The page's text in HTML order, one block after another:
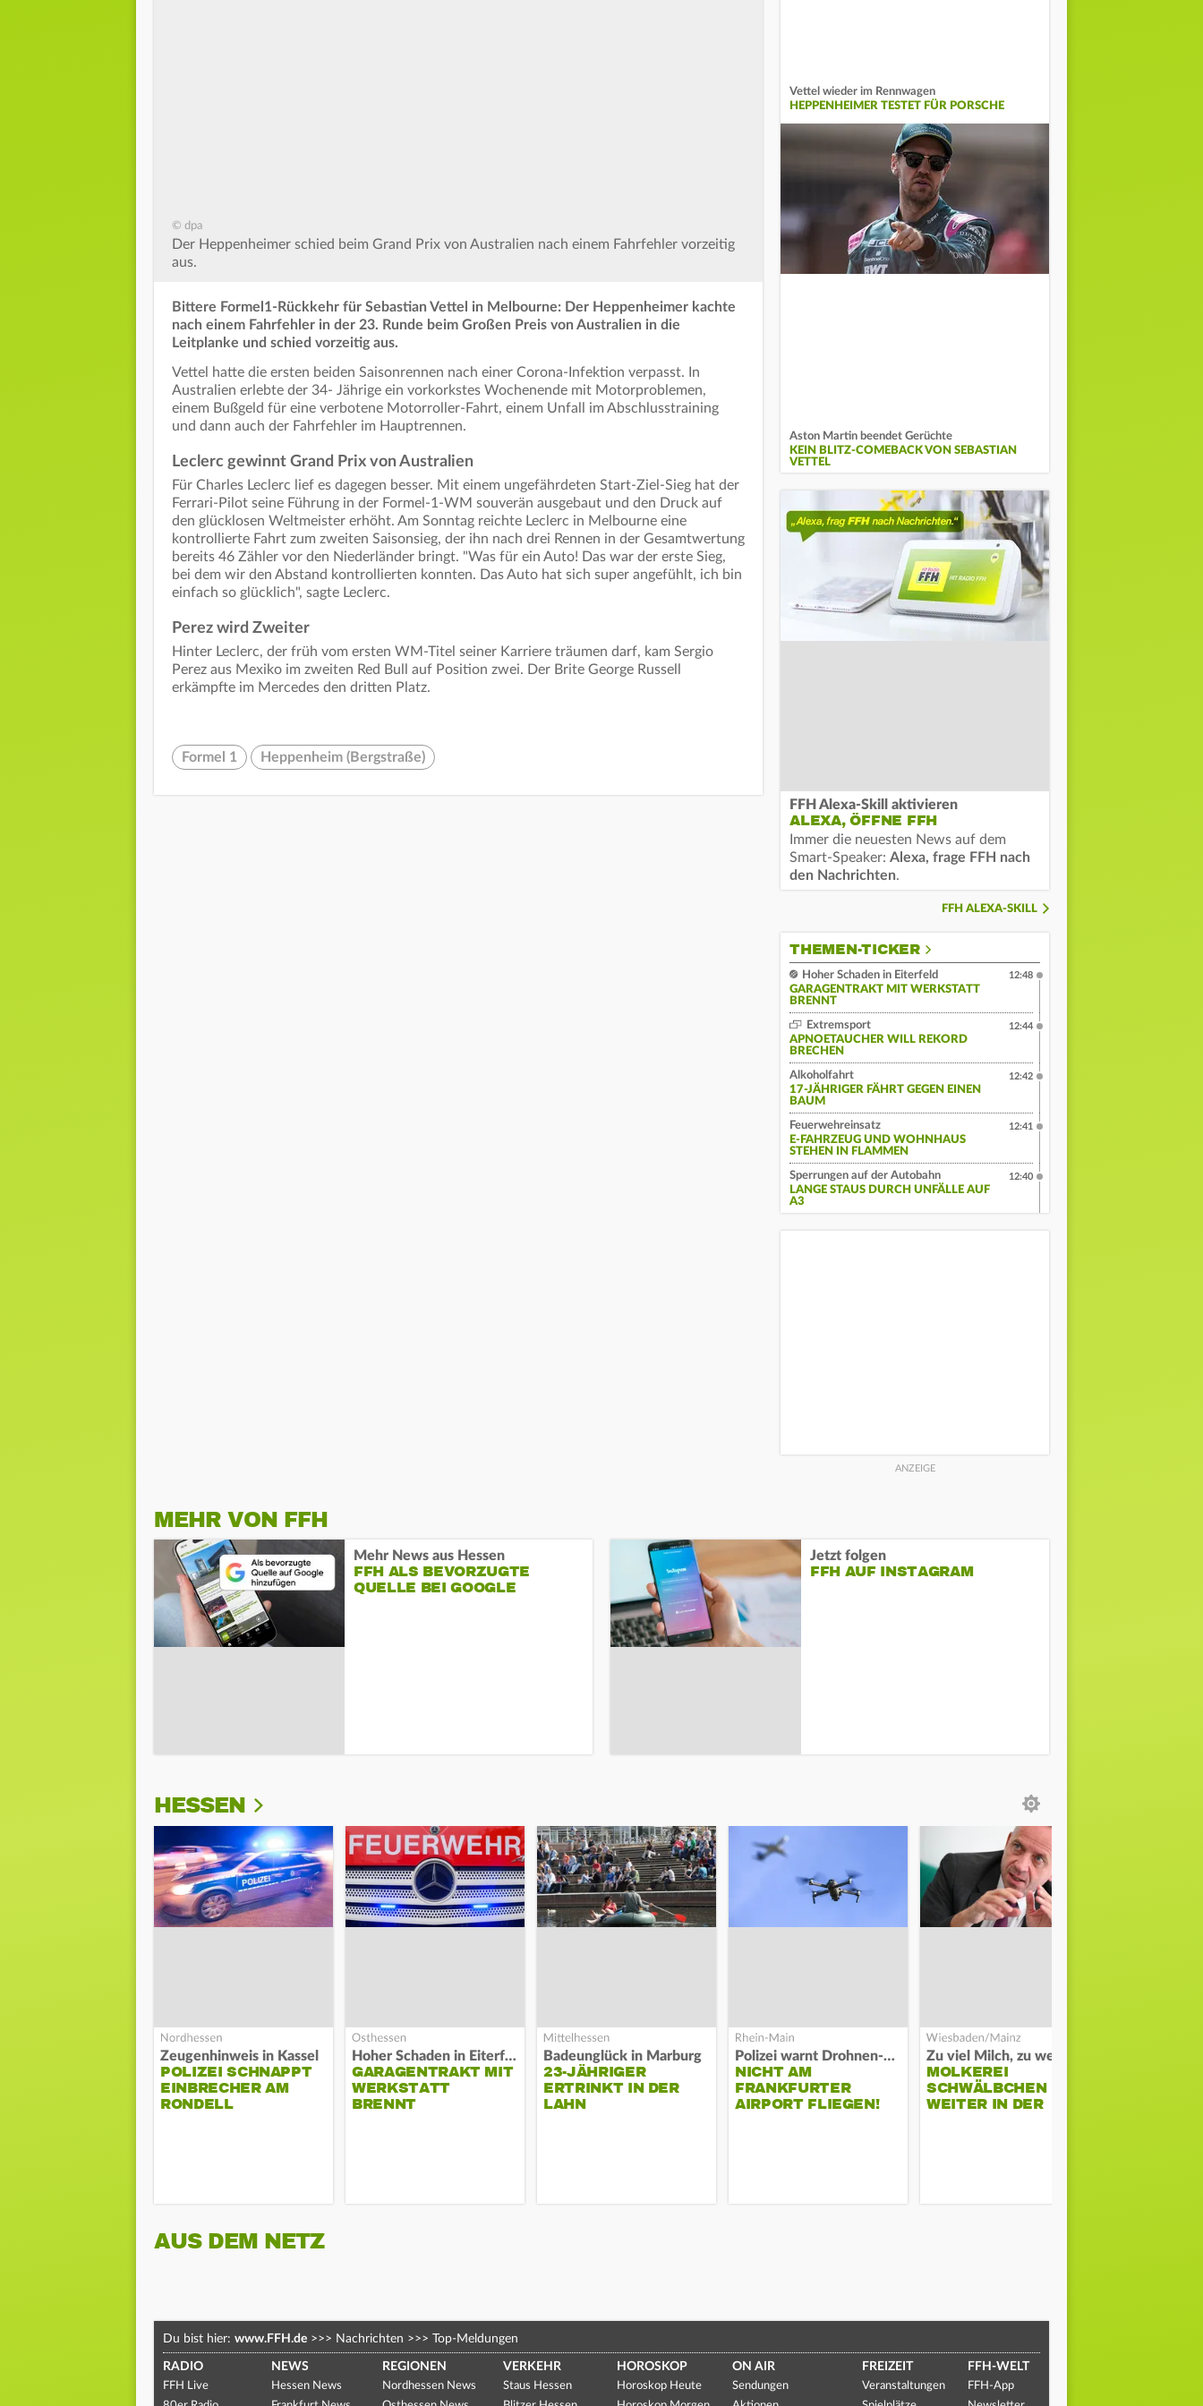
© dpa
Der Heppenheimer schied beim Grand Prix von Australien nach einem Fahrfehler vorzeitig
aus.
Bittere Formel1-Rückkehr für Sebastian Vettel in Melbourne: Der Heppenheimer kachte
nach einem Fahrfehler in der 23. Runde beim Großen Preis von Australien in die
Leitplanke und schied vorzeitig aus.
Vettel hatte die ersten beiden Saisonrennen nach einer Corona-Infektion verpasst. In
Australien erlebte der 34- Jährige ein vorkorkstes Wochenende mit Motorproblemen,
einem Bußgeld für eine verbotene Motorroller-Fahrt, einem Unfall im Abschlusstraining
und dann auch der Fahrfehler im Hauptrennen.
Leclerc gewinnt Grand Prix von Australien
Für Charles Leclerc lief es dagegen besser. Mit einem ungefährdeten Start-Ziel-Sieg hat der
Ferrari-Pilot seine Führung in der Formel-1-WM souverän ausgebaut und den Druck auf
den glücklosen Weltmeister erhöht. Am Sonntag reichte Leclerc in Melbourne eine
kontrollierte Fahrt zum zweiten Saisonsieg, der ihn nach drei Rennen in der Gesamtwertung
bereits 46 Zähler vor den Niederländer bringt. "Was für ein Auto! Das war der erste Sieg,
bei dem wir den Abstand kontrollierten konnten. Das Auto hat sich super angefühlt, ich bin
einfach so glücklich", sagte Leclerc.
Perez wird Zweiter
Hinter Leclerc, der früh vom ersten WM-Titel seiner Karriere träumen darf, kam Sergio
Perez aus Mexiko im zweiten Red Bull auf Position zwei. Der Brite George Russell
erkämpfte im Mercedes den dritten Platz.
Formel 1 Heppenheim (Bergstraße)
Vettel wieder im Rennwagen
HEPPENHEIMER TESTET FÜR PORSCHE
Aston Martin beendet Gerüchte
KEIN BLITZ-COMEBACK VON SEBASTIAN
VETTEL
FFH Alexa-Skill aktivieren
ALEXA, ÖFFNE FFH
Immer die neuesten News auf dem
Smart-Speaker: Alexa, frage FFH nach
den Nachrichten.
FFH ALEXA-SKILL
THEMEN-TICKER
Hoher Schaden in Eiterfeld
GARAGENTRAKT MIT WERKSTATT
BRENNT
12:48
Extremsport
APNOETAUCHER WILL REKORD
BRECHEN
12:44
Alkoholfahrt
17-JÄHRIGER FÄHRT GEGEN EINEN
BAUM
12:42
Feuerwehreinsatz
E-FAHRZEUG UND WOHNHAUS
STEHEN IN FLAMMEN
12:41
Sperrungen auf der Autobahn
LANGE STAUS DURCH UNFÄLLE AUF
A3
12:40
MEHR VON FFH
Mehr News aus Hessen
FFH ALS BEVORZUGTE
QUELLE BEI GOOGLE
Jetzt folgen
FFH AUF INSTAGRAM
HESSEN
Zeugenhinweis in Kassel
POLIZEI SCHNAPPT
EINBRECHER AM
RONDELL
Hoher Schaden in Eiterfeld
GARAGENTRAKT MIT
WERKSTATT
BRENNT
Badeunglück in Marburg
23-JÄHRIGER
ERTRINKT IN DER
LAHN
Polizei warnt Drohnen-Besitzer
NICHT AM
FRANKFURTER
AIRPORT FLIEGEN!
MOLKEREI
SCHWÄLBCHEN
WEITER IN DER
AUS DEM NETZ
Du bist hier: www.FFH.de >>> Nachrichten >>> Top-Meldungen
RADIO
FFH Live
NEWS
Hessen News
REGIONEN
Nordhessen News
VERKEHR
Staus Hessen
HOROSKOP
Horoskop Heute
ON AIR
Sendungen
FREIZEIT
Veranstaltungen
FFH-WELT
FFH-App